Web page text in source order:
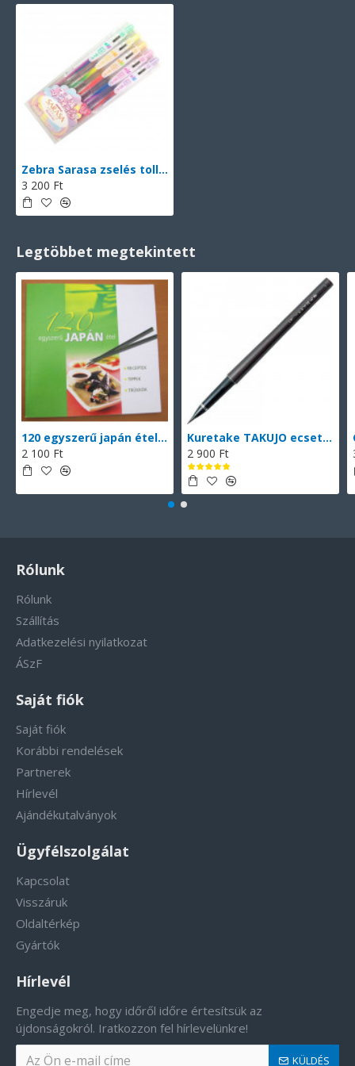
Zebra Sarasa zselés toll, 0.5 mm, Márványos színek, 5 darabos készlet
3 200 Ft
Legtöbbet megtekintett
120 egyszerű japán étel (magyarul)
2 100 Ft
Kuretake TAKUJO ecsettoll No. 8 (DP150-8B), vékony hegyű ecsettoll, fekete tinta, 2 db cserélhető patronnal
2 900 Ft
Rólunk
Rólunk
Szállítás
Adatkezelési nyilatkozat
ÁSzF
Saját fiók
Saját fiók
Korábbi rendelések
Partnerek
Hírlevél
Ajándékutalványok
Ügyfélszolgálat
Kapcsolat
Visszáruk
Oldaltérkép
Gyártók
Hírlevél
Engedje meg, hogy időről időre értesítsük az
újdonságokról. Iratkozzon fel hírlevelünkre!
KÜLDÉS